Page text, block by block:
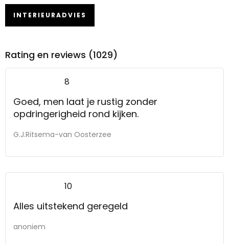
INTERIEURADVIES
Rating en reviews (1029)
8
Goed, men laat je rustig zonder
opdringerigheid rond kijken.
G.J.Ritsema-van Oosterzee
10
Alles uitstekend geregeld
anoniem